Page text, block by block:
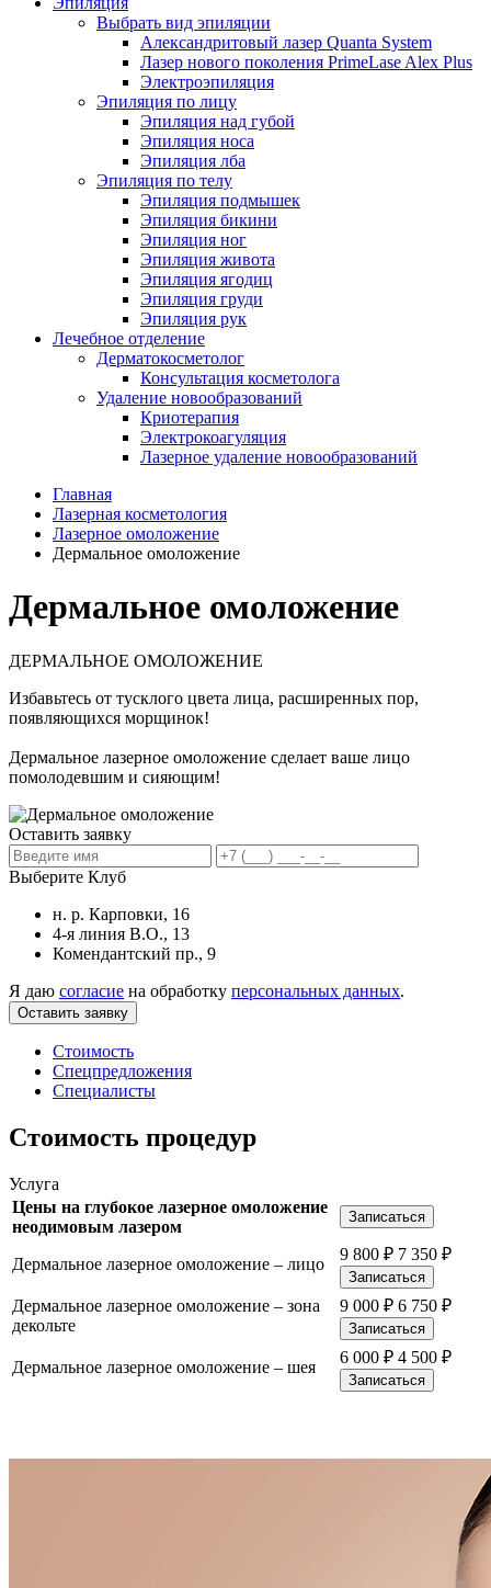
Выбрать вид эпиляции
Александритовый лазер Quanta System
Лазер нового поколения PrimeLase Alex Plus
Электроэпиляция
Эпиляция по лицу
Эпиляция над губой
Эпиляция носа
Эпиляция лба
Эпиляция по телу
Эпиляция подмышек
Эпиляция бикини
Эпиляция ног
Эпиляция живота
Эпиляция ягодиц
Эпиляция груди
Эпиляция рук
Лечебное отделение
Дерматокосметолог
Консультация косметолога
Удаление новообразований
Криотерапия
Электрокоагуляция
Лазерное удаление новообразований
Главная
Лазерная косметология
Лазерное омоложение
Дермальное омоложение
Дермальное омоложение
ДЕРМАЛЬНОЕ ОМОЛОЖЕНИЕ
Избавьтесь от тусклого цвета лица, расширенных пор,
появляющихся морщинок!
Дермальное лазерное омоложение сделает ваше лицо
помолодевшим и сияющим!
Оставить заявку
Выберите Клуб
н. р. Карповки, 16
4-я линия В.О., 13
Комендантский пр., 9
Я даю согласие на обработку персональных данных.
Стоимость
Спецпредложения
Специалисты
Стоимость процедур
Услуга
Цены на глубокое лазерное омоложение
неодимовым лазером
Записаться
Дермальное лазерное омоложение – лицо
9 800 ₽ 7 350 ₽
Записаться
Дермальное лазерное омоложение – зона
декольте
9 000 ₽ 6 750 ₽
Записаться
Дермальное лазерное омоложение – шея
6 000 ₽ 4 500 ₽
Записаться